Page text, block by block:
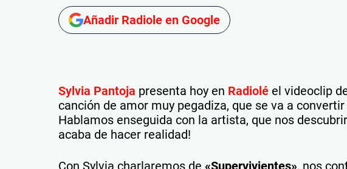
Añadir Radiole en Google
Sylvia Pantoja presenta hoy en Radiolé el videoclip
canción de amor muy pegadiza, que se va a
Hablamos enseguida con la artista, que nos
acaba de hacer realidad!
Con Sylvia charlaremos de «Supervivientes», nos